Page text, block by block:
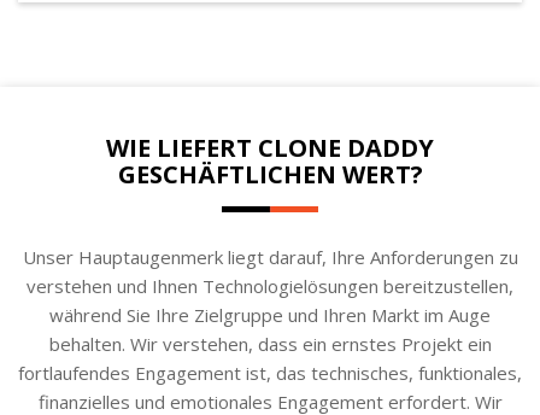
WIE LIEFERT CLONE DADDY
GESCHÄFTLICHEN WERT?
Unser Hauptaugenmerk liegt darauf, Ihre Anforderungen zu
verstehen und Ihnen Technologielösungen bereitzustellen,
während Sie Ihre Zielgruppe und Ihren Markt im Auge
behalten. Wir verstehen, dass ein ernstes Projekt ein
fortlaufendes Engagement ist, das technisches, funktionales,
finanzielles und emotionales Engagement erfordert. Wir